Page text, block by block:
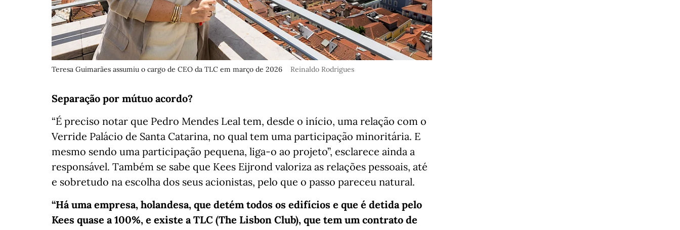
Teresa Guimarães assumiu o cargo de CEO da TLC em março de 2026 Reinaldo Rodrigues
Separação por mútuo acordo?
“É preciso notar que Pedro Mendes Leal tem, desde o início, uma relação com o
Verride Palácio de Santa Catarina, no qual tem uma participação minoritária. E
mesmo sendo uma participação pequena, liga-o ao projeto”, esclarece ainda a
responsável. Também se sabe que Kees Eijrond valoriza as relações pessoais, até
e sobretudo na escolha dos seus acionistas, pelo que o passo pareceu natural.
“Há uma empresa, holandesa, que detém todos os edifícios e que é detida pelo
Kees quase a 100%, e existe a TLC (The Lisbon Club), que tem um contrato de